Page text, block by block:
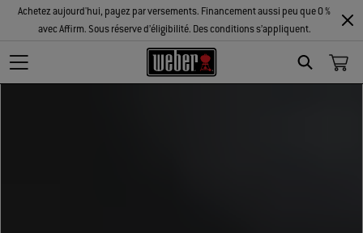
Search
Achetez aujourd'hui, payez par versements. Financement aussi peu que 0 %
avec Affirm. Sous réserve d’éligibilité. Des conditions s’appliquent.